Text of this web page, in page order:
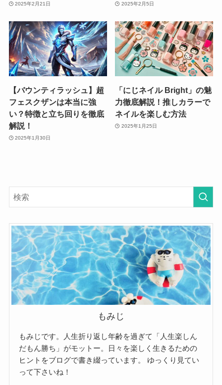
2025年2月21日 2025年2月5日
【バウンティラッシュ】超
フェスクザンは本当に強
い？特徴と立ち回りを徹底
解説！
2025年1月30日
「にじネイル Bright」の魅
力徹底解説！推しカラーで
ネイルを楽しむ方法
2025年1月25日
もみじ
もみじです。人生折り返し年齢を過ぎて「人生楽しん
だもん勝ち」がモットー。日々を楽しく生きるための
ヒントをブログで書き綴っています。
ゆっくり見てい
って下さいね！